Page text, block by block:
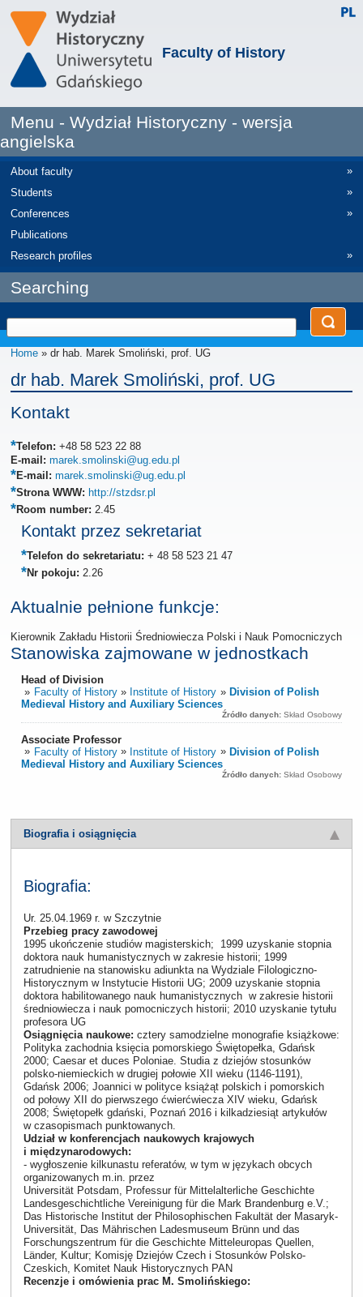
Faculty of History
Menu - Wydział Historyczny - wersja
angielska
About faculty
»
Students
»
Conferences
»
Publications
Research profiles
»
Searching
Home » dr hab. Marek Smoliński, prof. UG
dr hab. Marek Smoliński, prof. UG
Kontakt
Telefon: +48 58 523 22 88
E-mail: marek.smolinski@ug.edu.pl
E-mail: marek.smolinski@ug.edu.pl
Strona WWW: http://stzdsr.pl
Room number: 2.45
Kontakt przez sekretariat
Telefon do sekretariatu: + 48 58 523 21 47
Nr pokoju: 2.26
Aktualnie pełnione funkcje:
Kierownik Zakładu Historii Średniowiecza Polski i Nauk Pomocniczych
Stanowiska zajmowane w jednostkach
Head of Division
Faculty of History
Institute of History
Division of Polish
Medieval History and Auxiliary Sciences
Źródło danych: Skład Osobowy
Associate Professor
Faculty of History
Institute of History
Division of Polish
Medieval History and Auxiliary Sciences
Źródło danych: Skład Osobowy
Biografia i osiągnięcia
Biografia:
Ur. 25.04.1969 r. w Szczytnie
Przebieg pracy zawodowej
1995 ukończenie studiów magisterskich; 1999 uzyskanie stopnia
doktora nauk humanistycznych w zakresie historii; 1999
zatrudnienie na stanowisku adiunkta na Wydziale Filologiczno-
Historycznym w Instytucie Historii UG; 2009 uzyskanie stopnia
doktora habilitowanego nauk humanistycznych w zakresie historii
średniowiecza i nauk pomocniczych historii; 2010 uzyskanie tytułu
profesora UG
Osiągnięcia naukowe: cztery samodzielne monografie książkowe:
Polityka zachodnia księcia pomorskiego Świętopełka, Gdańsk
2000; Caesar et duces Poloniae. Studia z dziejów stosunków
polsko-niemieckich w drugiej połowie XII wieku (1146-1191),
Gdańsk 2006; Joannici w polityce książąt polskich i pomorskich
od połowy XII do pierwszego ćwierćwiecza XIV wieku, Gdańsk
2008; Świętopełk gdański, Poznań 2016 i kilkadziesiąt artykułów
w czasopismach punktowanych.
Udział w konferencjach naukowych krajowych
i międzynarodowych:
- wygłoszenie kilkunastu referatów, w tym w językach obcych
organizowanych m.in. przez
Universität Potsdam, Professur für Mittelalterliche Geschichte
Landesgeschichtliche Vereinigung für die Mark Brandenburg e.V.;
Das Historische Institut der Philosophischen Fakultät der Masaryk-
Universität, Das Mährischen Ladesmuseum Brünn und das
Forschungszentrum für die Geschichte Mitteleuropas Quellen,
Länder, Kultur; Komisję Dziejów Czech i Stosunków Polsko-
Czeskich, Komitet Nauk Historycznych PAN
Recenzje i omówienia prac M. Smolińskiego: